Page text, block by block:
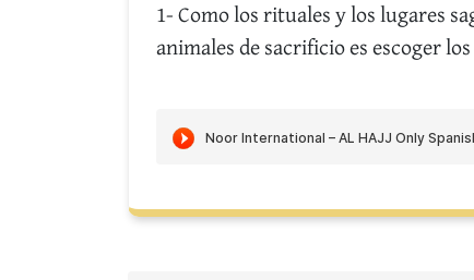
1- Como los rituales y los lugares
animales de sacrificio es escoger